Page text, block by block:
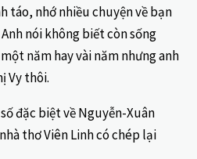
táo, nhớ nhiều chuyện về bạn
nói không biết còn sống
năm hay vài năm nhưng anh
Vy thôi.
đặc biệt về Nguyễn-Xuân
thơ Viên Linh có chép lại